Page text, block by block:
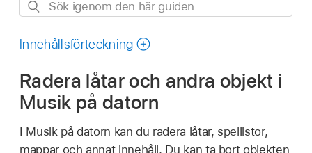
Sök
den
guiden
Innehållsförteckning
Radera låtar och andra objekt i
Musik på datorn
I Musik på datorn kan du radera låtar, spellistor,
mappar och annat innehåll. Du kan ta bort objekten